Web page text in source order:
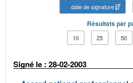
date de signature
Résultats par
10 25 50
Signé le : 28-02-2003